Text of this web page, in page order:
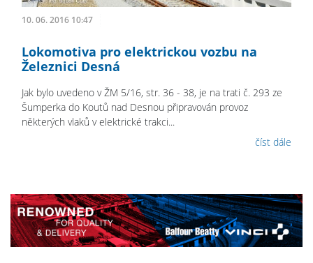
10. 06. 2016 10:47
Lokomotiva pro elektrickou vozbu na
Železnici Desná
Jak bylo uvedeno v ŽM 5/16, str. 36 - 38, je na trati č. 293 ze
Šumperka do Koutů nad Desnou připravován provoz
některých vlaků v elektrické trakci...
číst dále